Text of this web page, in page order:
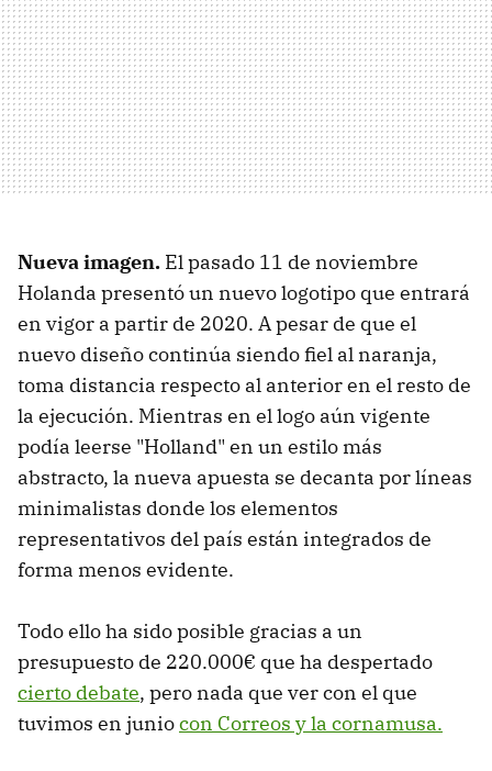
Nueva imagen. El pasado 11 de noviembre
Holanda presentó un nuevo logotipo que entrará
en vigor a partir de 2020. A pesar de que el
nuevo diseño continúa siendo fiel al naranja,
toma distancia respecto al anterior en el resto de
la ejecución. Mientras en el logo aún vigente
podía leerse "Holland" en un estilo más
abstracto, la nueva apuesta se decanta por líneas
minimalistas donde los elementos
representativos del país están integrados de
forma menos evidente.
Todo ello ha sido posible gracias a un
presupuesto de 220.000€ que ha despertado
cierto debate, pero nada que ver con el que
tuvimos en juniocon Correos y la cornamusa.